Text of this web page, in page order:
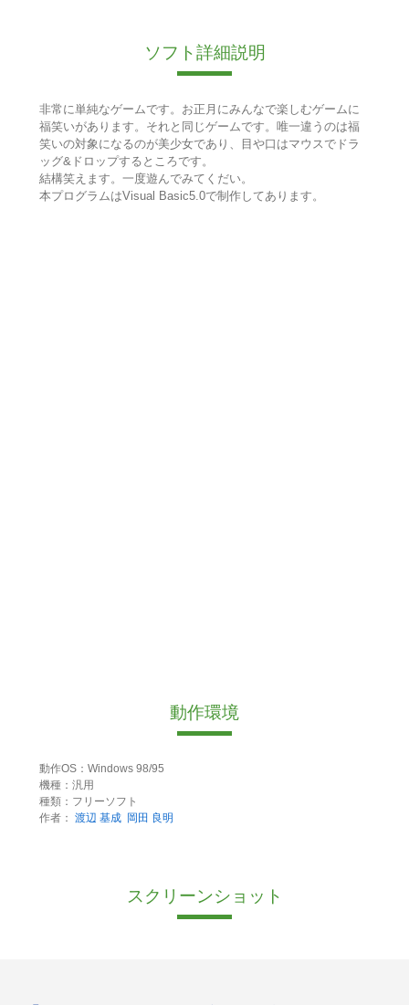
ソフト詳細説明
非常に単純なゲームです。お正月にみんなで楽しむゲームに
福笑いがあります。それと同じゲームです。唯一違うのは福
笑いの対象になるのが美少女であり、目や口はマウスでドラ
ッグ&ドロップするところです。
結構笑えます。一度遊んでみてくだい。
本プログラムはVisual Basic5.0で制作してあります。
動作環境
動作OS：Windows 98/95
機種：汎用
種類：フリーソフト
作者： 渡辺 基成 岡田 良明
スクリーンショット